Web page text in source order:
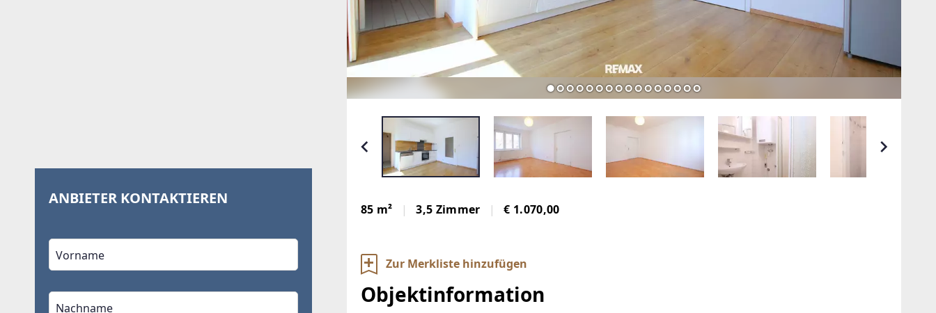
85 m² 3,5 Zimmer € 1.070,00
Zur Merkliste hinzufügen
Objektinformation
ANBIETER KONTAKTIEREN